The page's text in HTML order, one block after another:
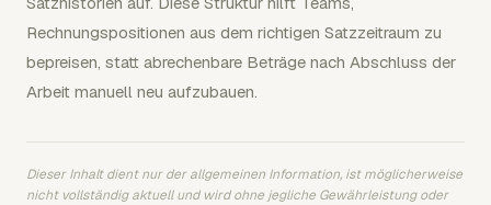
Rechnungspositionen aus dem richtigen Satzzeitraum zu
bepreisen, statt abrechenbare Beträge nach Abschluss der
Arbeit manuell neu aufzubauen.
Dieser Inhalt dient nur der allgemeinen Information, ist möglicherweise
nicht vollständig aktuell und wird ohne jegliche Gewährleistung oder